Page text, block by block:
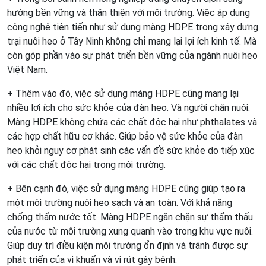
hướng bền vững và thân thiện với môi trường. Việc áp dụng
công nghệ tiên tiến như sử dụng màng HDPE trong xây dựng
trại nuôi heo ở Tây Ninh không chỉ mang lại lợi ích kinh tế. Mà
còn góp phần vào sự phát triển bền vững của ngành nuôi heo
Việt Nam.
+ Thêm vào đó, việc sử dụng màng HDPE cũng mang lại
nhiều lợi ích cho sức khỏe của đàn heo. Và người chăn nuôi.
Màng HDPE không chứa các chất độc hại như phthalates và
các hợp chất hữu cơ khác. Giúp bảo vệ sức khỏe của đàn
heo khỏi nguy cơ phát sinh các vấn đề sức khỏe do tiếp xúc
với các chất độc hại trong môi trường.
+ Bên cạnh đó, việc sử dụng màng HDPE cũng giúp tạo ra
một môi trường nuôi heo sạch và an toàn. Với khả năng
chống thấm nước tốt. Màng HDPE ngăn chặn sự thẩm thấu
của nước từ môi trường xung quanh vào trong khu vực nuôi.
Giúp duy trì điều kiện môi trường ổn định và tránh được sự
phát triển của vi khuẩn và vi rút gây bệnh.